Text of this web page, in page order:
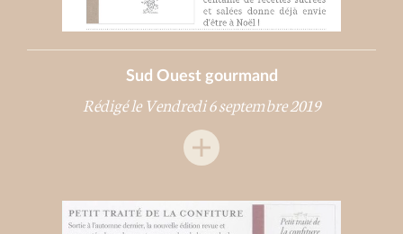
Sud Ouest gourmand
Rédigé le Vendredi 6 septembre 2019